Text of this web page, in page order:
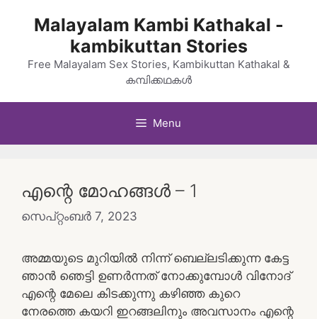
Malayalam Kambi Kathakal -
kambikuttan Stories
Free Malayalam Sex Stories, Kambikuttan Kathakal &
കമ്പിക്കഥകൾ
Menu
എന്റെ മോഹങ്ങൾ – 1
സെപ്റ്റംബർ 7, 2023
അമ്മയുടെ മുറിയിൽ നിന്ന് ബെല്ലടിക്കുന്ന കേട്ട
ഞാൻ ഞെട്ടി ഉണർന്നത് നോക്കുമ്പോൾ വിനോദ്
എന്റെ മേലെ കിടക്കുന്നു കഴിഞ്ഞ കുറെ
നേരത്തെ കയറി ഇറങ്ങലിനും അവസാനം എന്റെ